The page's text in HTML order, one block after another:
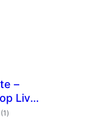
–
Live
for
(1 कुल
दर)